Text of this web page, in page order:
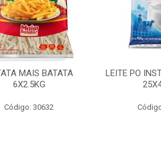
MAIS BATATA
6X2.5KG
Código: 30632
LEITE PO